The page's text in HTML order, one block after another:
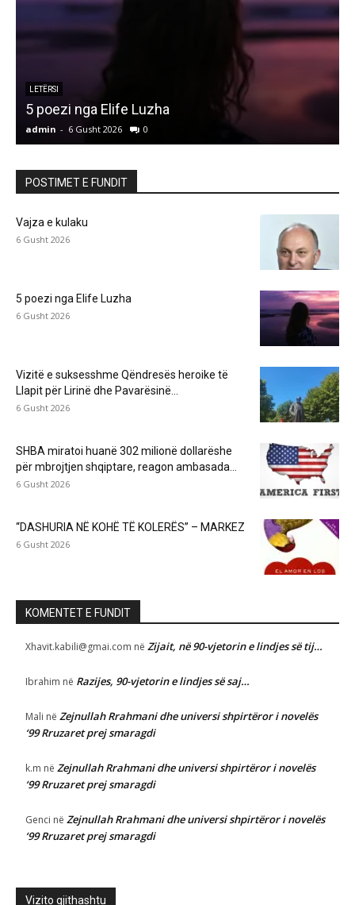
LETËRSI
5 poezi nga Elife Luzha
admin - 6 Gusht 2026 0
POSTIMET E FUNDIT
Vajza e kulaku
6 Gusht 2026
5 poezi nga Elife Luzha
6 Gusht 2026
Vizitë e suksesshme Qëndresës heroike të
Llapit për Lirinë dhe Pavarësinë...
6 Gusht 2026
SHBA miratoi huanë 302 milionë dollarëshe
për mbrojtjen shqiptare, reagon ambasada...
6 Gusht 2026
“DASHURIA NË KOHË TË KOLERËS” – MARKEZ
6 Gusht 2026
KOMENTET E FUNDIT
Xhavit.kabili@gmai.com në Zijait, në 90-vjetorin e lindjes së tij…
Ibrahim në Razijes, 90-vjetorin e lindjes së saj…
Mali në Zejnullah Rrahmani dhe universi shpirtëror i novelës
‘99 Rruzaret prej smaragdi
k.m në Zejnullah Rrahmani dhe universi shpirtëror i novelës
‘99 Rruzaret prej smaragdi
Genci në Zejnullah Rrahmani dhe universi shpirtëror i novelës
‘99 Rruzaret prej smaragdi
Vizito gjithashtu